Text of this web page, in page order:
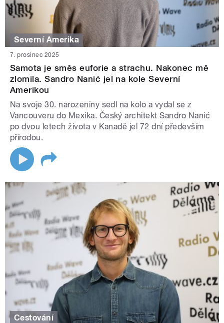
Severní Amerika
7. prosinec 2025
Samota je směs euforie a strachu. Nakonec mě
zlomila. Sandro Nanić jel na kole Severní
Amerikou
Na svoje 30. narozeniny sedl na kolo a vydal se z
Vancouveru do Mexika. Český architekt Sandro Nanić
po dvou letech života v Kanadě jel 72 dní především
přírodou.
Cestování